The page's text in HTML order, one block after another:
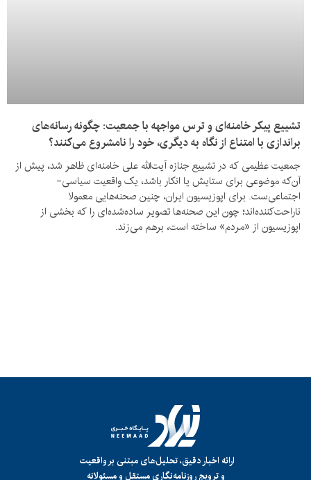
تشییع پیکر خامنه‌ای و ترس مواجهه با جمعیت: چگونه رسانه‌های
براندازی با امتناع از نگاه به دیگری، خود را نامشروع می‌کنند؟
جمعیت عظیمی که در تشییع جنازه آیت‌الله علی خامنه‌ای ظاهر شد، پیش از
آن‌که موضوعی برای ستایش یا انکار باشد، یک واقعیت سیاسی‌-
اجتماعی‌ست. برای اپوزیسیون ایران، چنین صحنه‌هایی معمولا
ناراحت‌کننده‌اند؛ چون این صحنه‌ها تصویر ساده‌شده‌ای را که بخشی از
اپوزیسیون از «مردم» ساخته است، برهم می‌زند.
ارائه اخبار دقیق، تحلیل‌های مبتنی بر واقعیت
و ترویج روزنامه‌نگاری مستقل و مسئولانه